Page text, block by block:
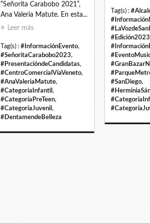
Tag(s) :
#Edición2023
#SanDiego,
“Señorita Carabobo 2021”,
Ana Valeria Matute. En esta...
Leer más
Tag(s) : #InformaciónEvento,
#SeñoritaCarabobo2023,
#PresentacióndeCandidatas,
#CentroComercialVíaVeneto,
#AnaValeriaMatute,
#CategoríaInfantil ,
#CategoríaPreTeen,
#CategoríaJuvenil ,
#DentamendeBelleza